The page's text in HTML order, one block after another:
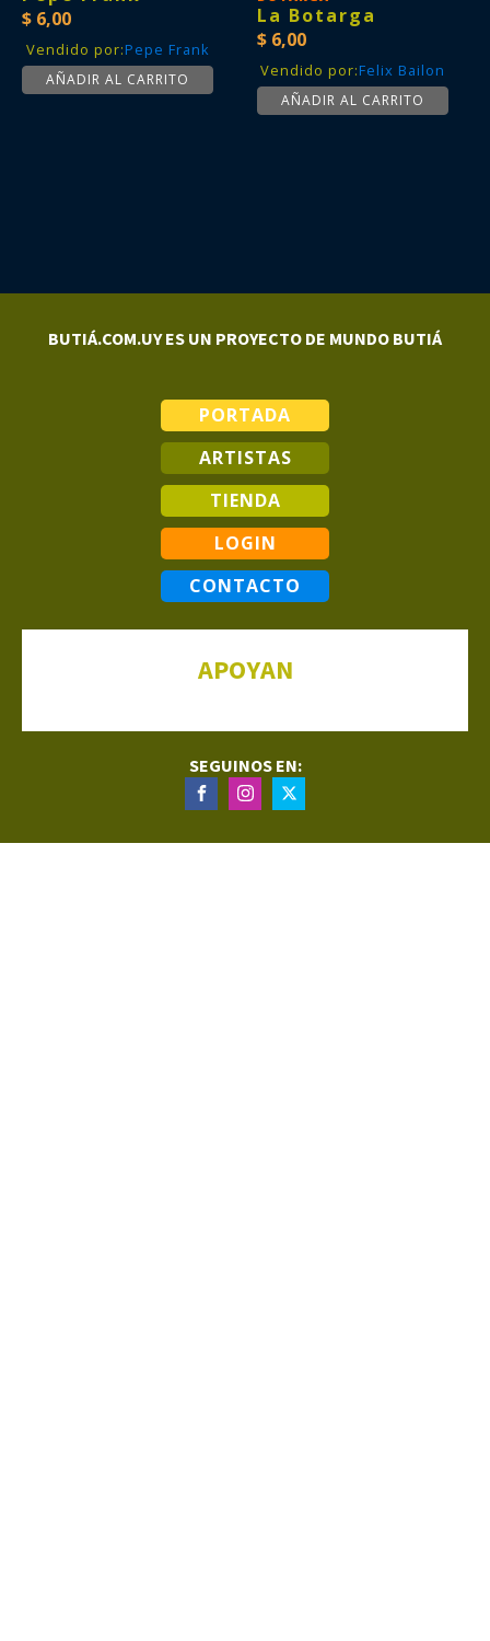
$ 6,00
Vendido por:Pepe Frank
AÑADIR AL CARRITO
La Botarga
$ 6,00
Vendido por:Felix Bailon
AÑADIR AL CARRITO
BUTIÁ.COM.UY ES UN PROYECTO DE MUNDO BUTIÁ
PORTADA
ARTISTAS
TIENDA
LOGIN
CONTACTO
APOYAN
SEGUINOS EN: